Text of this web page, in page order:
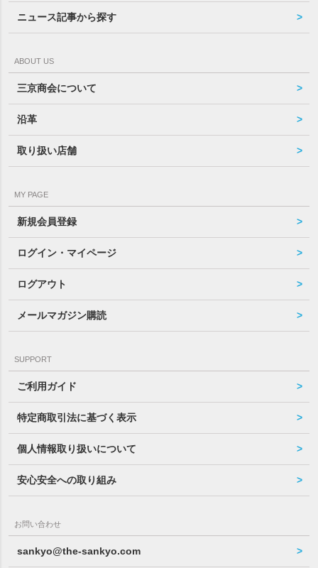
ニュース記事から探す
ABOUT US
三京商会について
沿革
取り扱い店舗
MY PAGE
新規会員登録
ログイン・マイページ
ログアウト
メールマガジン購読
SUPPORT
ご利用ガイド
特定商取引法に基づく表示
個人情報取り扱いについて
安心安全への取り組み
お問い合わせ
sankyo@the-sankyo.com